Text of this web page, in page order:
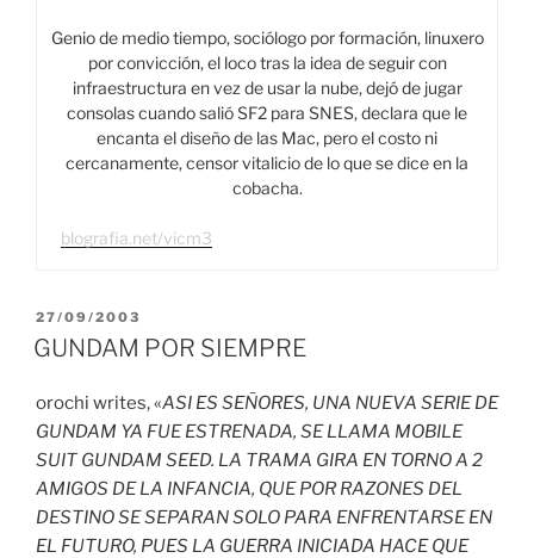
Genio de medio tiempo, sociólogo por formación, linuxero
por convicción, el loco tras la idea de seguir con
infraestructura en vez de usar la nube, dejó de jugar
consolas cuando salió SF2 para SNES, declara que le
encanta el diseño de las Mac, pero el costo ni
cercanamente, censor vitalicio de lo que se dice en la
cobacha.
blografia.net/vicm3
PUBLICADO
EL
27/09/2003
GUNDAM POR SIEMPRE
orochi writes, «ASI ES SEÑORES, UNA NUEVA SERIE DE
GUNDAM YA FUE ESTRENADA, SE LLAMA MOBILE
SUIT GUNDAM SEED. LA TRAMA GIRA EN TORNO A 2
AMIGOS DE LA INFANCIA, QUE POR RAZONES DEL
DESTINO SE SEPARAN SOLO PARA ENFRENTARSE EN
EL FUTURO, PUES LA GUERRA INICIADA HACE QUE